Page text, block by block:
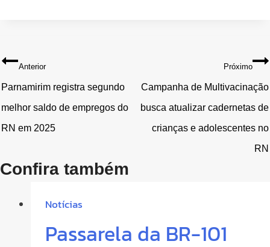
Navegação
de
Post
Anterior
Parnamirim registra segundo
melhor saldo de empregos do
RN em 2025
Próximo
Campanha de Multivacinação
busca atualizar cadernetas de
crianças e adolescentes no
RN
Confira também
Notícias
Passarela da BR-101